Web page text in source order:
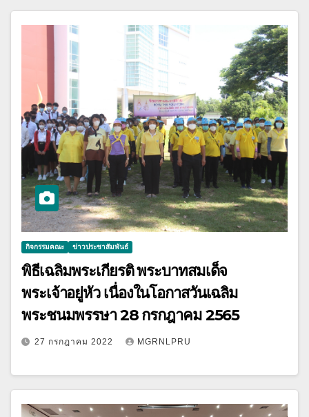
กิจกรรมคณะ ข่าวประชาสัมพันธ์
พิธีเฉลิมพระเกียรติ พระบาทสมเด็จ
พระเจ้าอยู่หัว เนื่องในโอกาสวันเฉลิม
พระชนมพรรษา 28 กรกฎาคม 2565
27 กรกฎาคม 2022 MGRNLPRU